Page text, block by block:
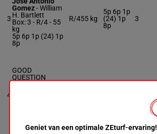
3
Gomez-William
H. Bartlett
Box: 3 - R/4 - 55
kg
5p 6p 1p (24) 1p
8p
R/455 kg
5p 6p 1p
(24) 1p
8p
3
4
GOOD
QUESTION
Geniet van een optimale ZEturf-ervaring!